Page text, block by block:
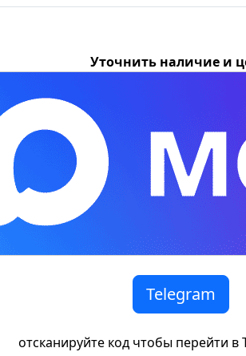
Уточнить наличие и
Telegram
отсканируйте код чтобы перейти в